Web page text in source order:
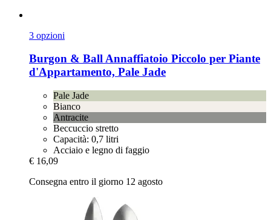
3 opzioni
Burgon & BallAnnaffiatoio Piccolo per Piante
d'Appartamento, Pale Jade
Pale Jade
Bianco
Antracite
Beccuccio stretto
Capacità: 0,7 litri
Acciaio e legno di faggio
€ 16,09
Consegna entro il giorno 12 agosto